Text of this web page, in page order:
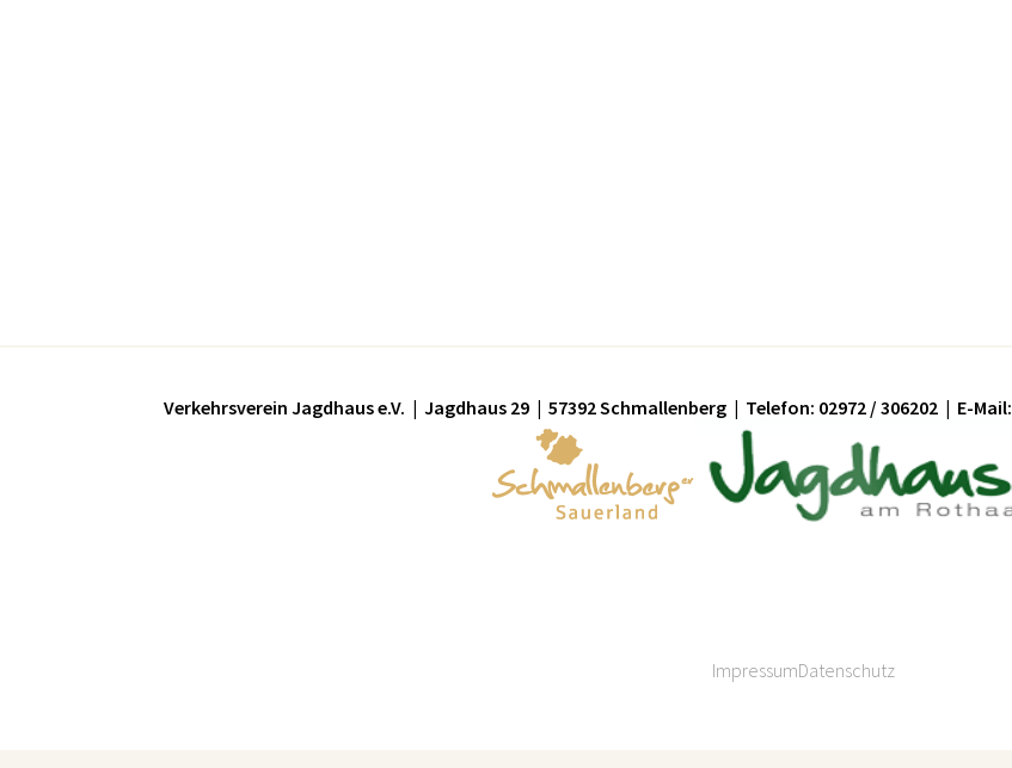
Verkehrsverein Jagdhaus e.V. | Jagdhaus 29 | 57392 Schmallenberg | Telefon: 02972 / 306202 | E-Mail:
ImpressumDatenschutz